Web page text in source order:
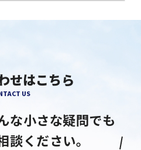
せはこちら
US
な小さな疑問でも
談ください。